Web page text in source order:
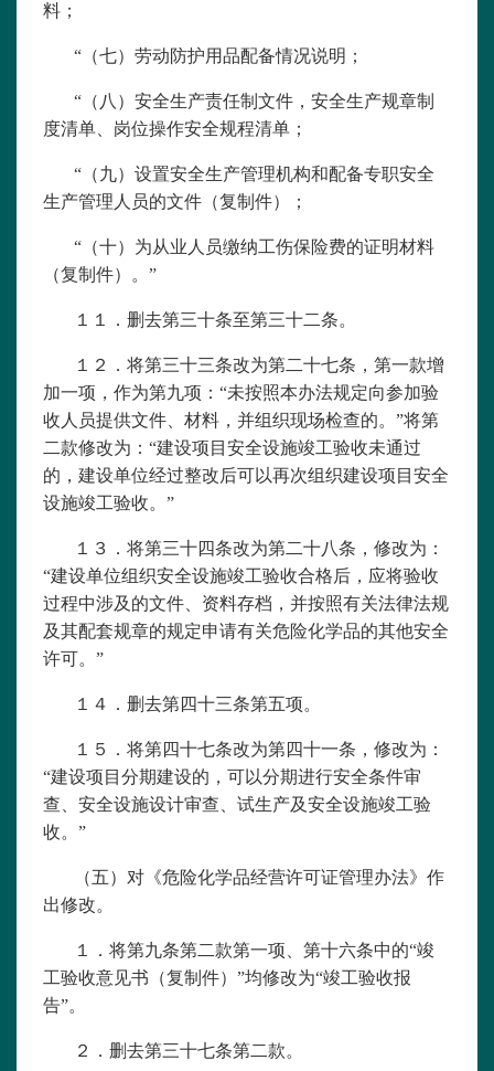
料；
“（七）劳动防护用品配备情况说明；
“（八）安全生产责任制文件，安全生产规章制
度清单、岗位操作安全规程清单；
“（九）设置安全生产管理机构和配备专职安全
生产管理人员的文件（复制件）；
“（十）为从业人员缴纳工伤保险费的证明材料
（复制件）。”
１１．删去第三十条至第三十二条。
１２．将第三十三条改为第二十七条，第一款增
加一项，作为第九项：“未按照本办法规定向参加验
收人员提供文件、材料，并组织现场检查的。”将第
二款修改为：“建设项目安全设施竣工验收未通过
的，建设单位经过整改后可以再次组织建设项目安全
设施竣工验收。”
１３．将第三十四条改为第二十八条，修改为：
“建设单位组织安全设施竣工验收合格后，应将验收
过程中涉及的文件、资料存档，并按照有关法律法规
及其配套规章的规定申请有关危险化学品的其他安全
许可。”
１４．删去第四十三条第五项。
１５．将第四十七条改为第四十一条，修改为：
“建设项目分期建设的，可以分期进行安全条件审
查、安全设施设计审查、试生产及安全设施竣工验
收。”
（五）对《危险化学品经营许可证管理办法》作
出修改。
１．将第九条第二款第一项、第十六条中的“竣
工验收意见书（复制件）”均修改为“竣工验收报
告”。
２．删去第三十七条第二款。